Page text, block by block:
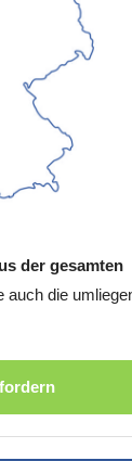
der gesamten
auch die